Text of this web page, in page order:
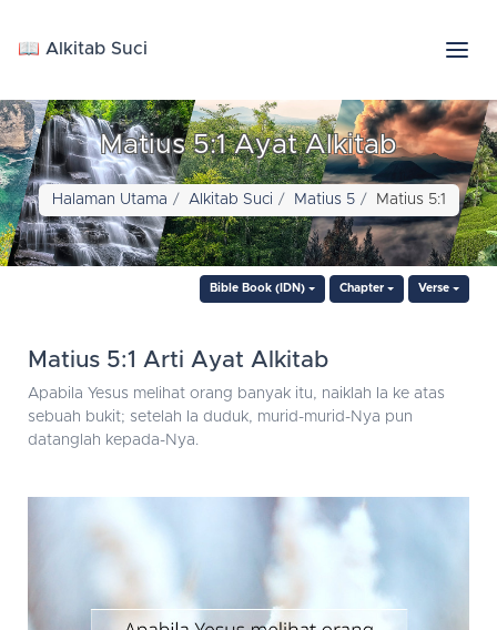
📖 Alkitab Suci
Matius 5:1 Ayat Alkitab
Halaman Utama Alkitab Suci Matius 5 Matius 5:1
Bible Book (IDN) Chapter Verse
Matius 5:1 Arti Ayat Alkitab
Apabila Yesus melihat orang banyak itu, naiklah Ia ke atas
sebuah bukit; setelah Ia duduk, murid-murid-Nya pun
datanglah kepada-Nya.